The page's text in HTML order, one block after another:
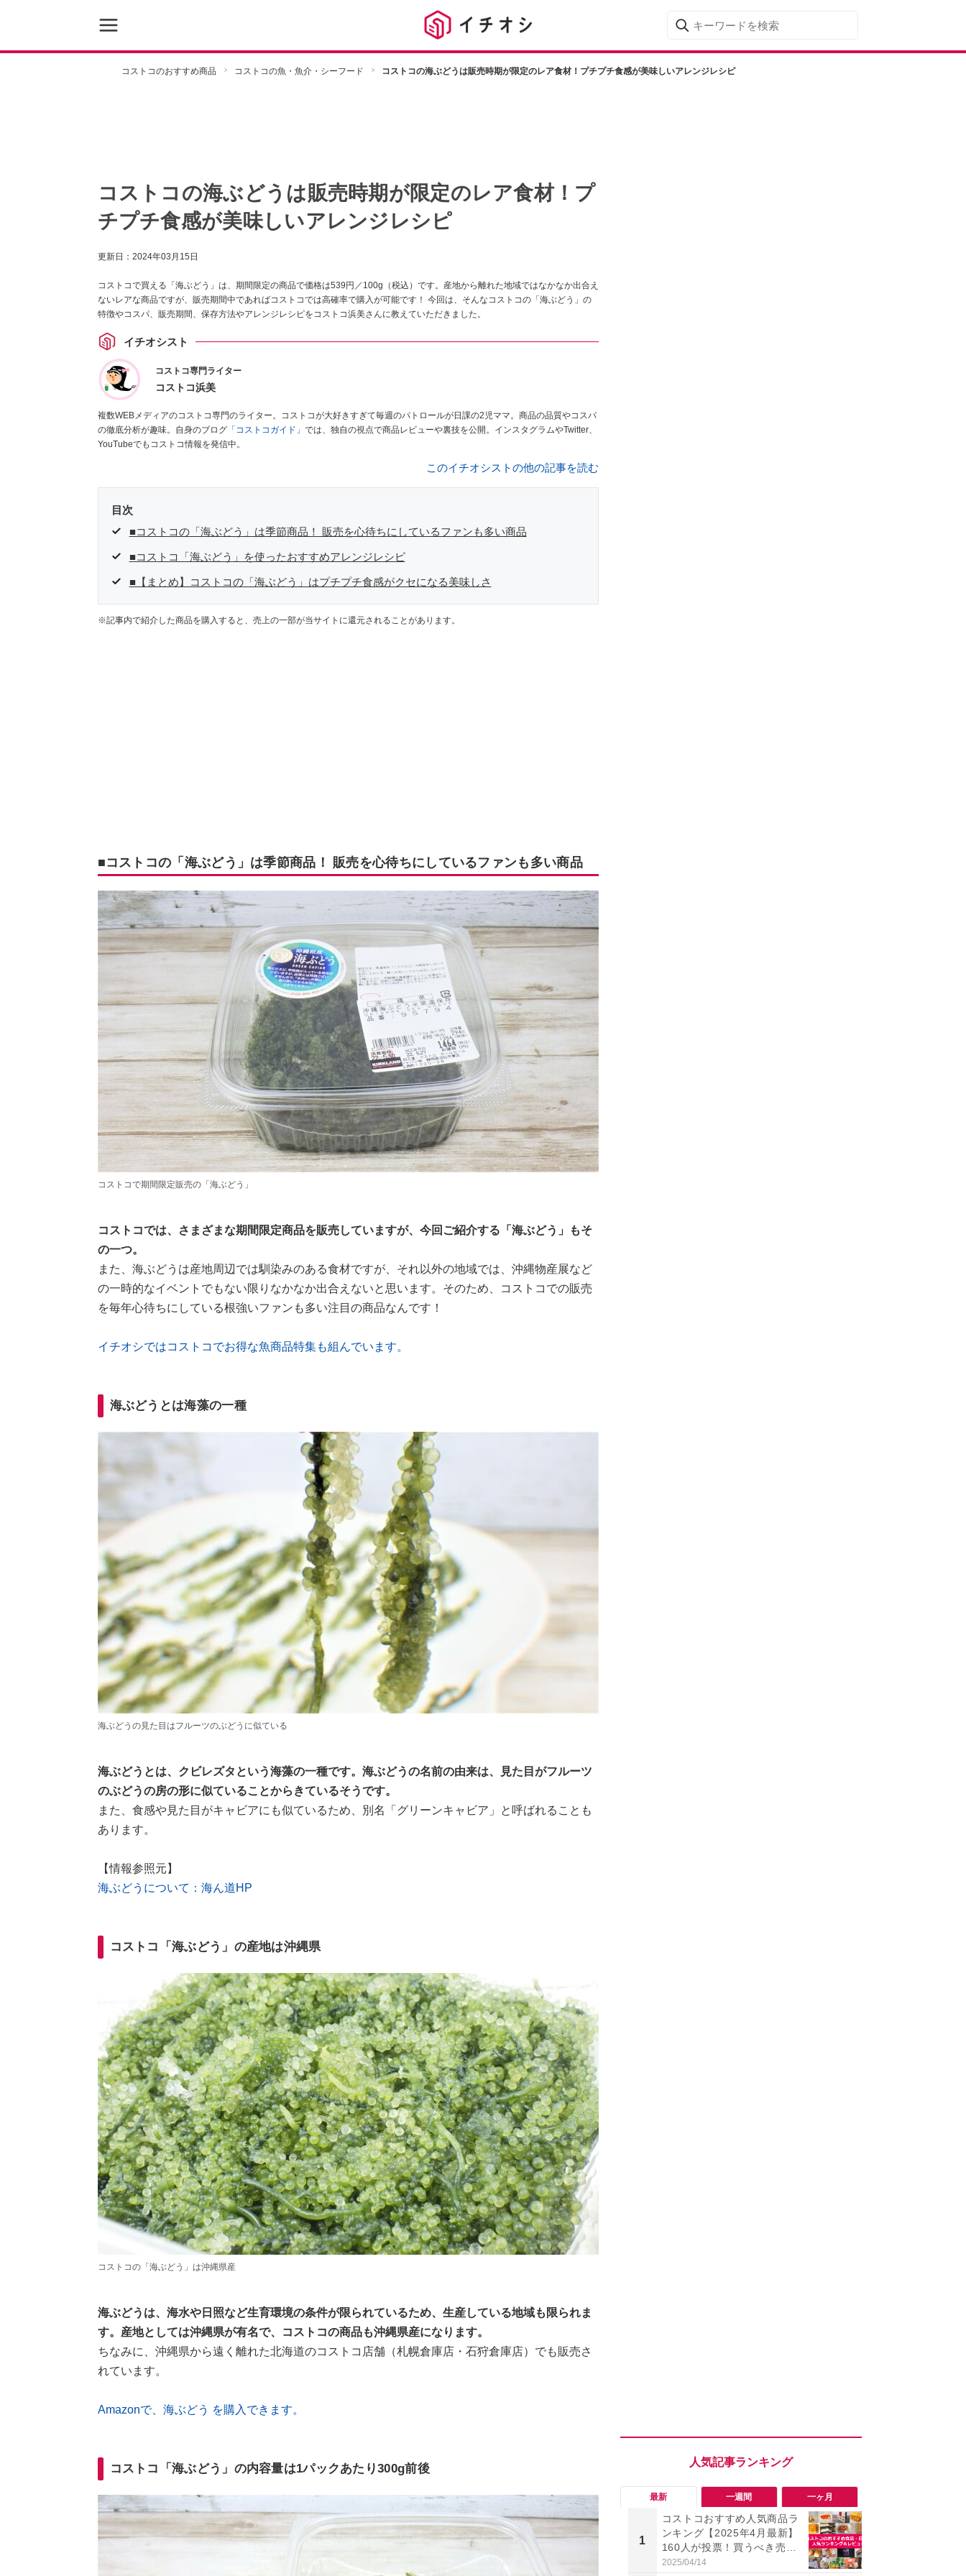
コストコのおすすめ商品 コストコの魚・魚介・シーフード コストコの海ぶどうは販売時期が限定のレア食材！プチプチ食感が美味しいアレンジレシピ
コストコの海ぶどうは販売時期が限定のレア食材！プ
チプチ食感が美味しいアレンジレシピ
更新日： 2024年03月15日
コストコで買える「海ぶどう」は、期間限定の商品で価格は539円／100g（税込）です。産地から離れた地域ではなかなか出合え
ないレアな商品ですが、販売期間中であればコストコでは高確率で購入が可能です！ 今回は、そんなコストコの「海ぶどう」の
特徴やコスパ、販売期間、保存方法やアレンジレシピをコストコ浜美さんに教えていただきました。
イチオシスト
コストコ専門ライター
コストコ浜美
複数WEBメディアのコストコ専門のライター。コストコが大好きすぎて毎週のパトロールが日課の2児ママ。商品の品質やコスパ
の徹底分析が趣味。自身のブログ「コストコガイド」 では、独自の視点で商品レビューや裏技を公開。インスタグラムやTwitter、
YouTubeでもコストコ情報を発信中。
このイチオシストの他の記事を読む
目次
■コストコの「海ぶどう」は季節商品！ 販売を心待ちにしているファンも多い商品
■コストコ「海ぶどう」を使ったおすすめアレンジレシピ
■【まとめ】コストコの「海ぶどう」はプチプチ食感がクセになる美味しさ
※記事内で紹介した商品を購入すると、売上の一部が当サイトに還元されることがあります。
■コストコの「海ぶどう」は季節商品！ 販売を心待ちにしているファンも多い商品
コストコで期間限定販売の「海ぶどう」
コストコでは、さまざまな期間限定商品を販売していますが、今回ご紹介する「海ぶどう」もそ
の一つ。
また、海ぶどうは産地周辺では馴染みのある食材ですが、それ以外の地域では、沖縄物産展など
の一時的なイベントでもない限りなかなか出合えないと思います。そのため、コストコでの販売
を毎年心待ちにしている根強いファンも多い注目の商品なんです！
イチオシではコストコでお得な魚商品特集も組んでいます。
海ぶどうとは海藻の一種
海ぶどうの見た目はフルーツのぶどうに似ている
海ぶどうとは、クビレズタという海藻の一種です。海ぶどうの名前の由来は、見た目がフルーツ
のぶどうの房の形に似ていることからきているそうです。
また、食感や見た目がキャビアにも似ているため、別名「グリーンキャビア」と呼ばれることも
あります。
【情報参照元】
海ぶどうについて：海ん道HP
コストコ「海ぶどう」の産地は沖縄県
コストコの「海ぶどう」は沖縄県産
海ぶどうは、海水や日照など生育環境の条件が限られているため、生産している地域も限られま
す。産地としては沖縄県が有名で、コストコの商品も沖縄県産になります。
ちなみに、沖縄県から遠く離れた北海道のコストコ店舗（札幌倉庫店・石狩倉庫店）でも販売さ
れています。
Amazonで、海ぶどう を購入できます。
コストコ「海ぶどう」の内容量は1パックあたり300g前後
最新 一週間 一ヶ月
1
コストコおすすめ人気商品ラ
ンキング【2025年4月最新】
160人が投票！買うべき売れ
筋食品惣菜・日用品雑貨＆セ
2025/04/14